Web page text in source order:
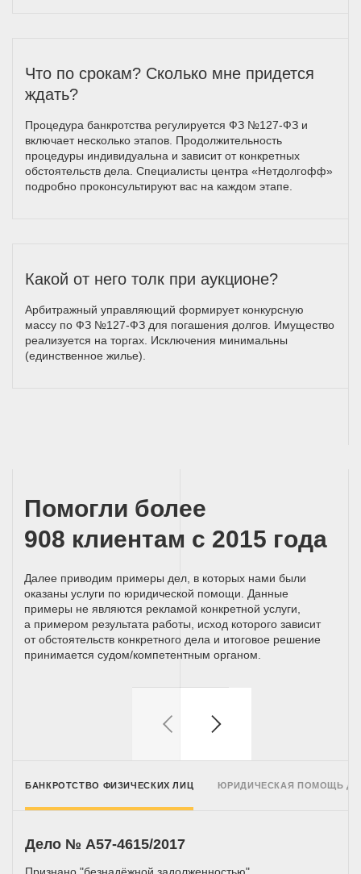
Что по срокам? Сколько мне придется
ждать?
Процедура банкротства регулируется ФЗ №127-ФЗ и
включает несколько этапов. Продолжительность
процедуры индивидуальна и зависит от конкретных
обстоятельств дела. Специалисты центра «Нетдолгофф»
подробно проконсультируют вас на каждом этапе.
Какой от него толк при аукционе?
Арбитражный управляющий формирует конкурсную
массу по ФЗ №127-ФЗ для погашения долгов. Имущество
реализуется на торгах. Исключения минимальны
(единственное жилье).
Помогли более
908 клиентам с 2015 года
Далее приводим примеры дел, в которых нами были
оказаны услуги по юридической помощи. Данные
примеры не являются рекламой конкретной услуги,
а примером результата работы, исход которого зависит
от обстоятельств конкретного дела и итоговое решение
принимается судом/компетентным органом.
БАНКРОТСТВО ФИЗИЧЕСКИХ ЛИЦ ЮРИДИЧЕСКАЯ ПОМОЩЬ
Дело № A57-4615/2017